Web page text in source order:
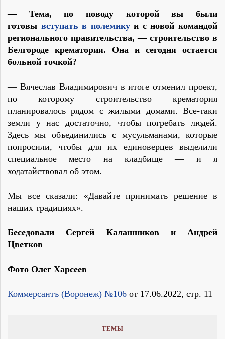
— Тема, по поводу которой вы были
готовы вступать в полемику и с новой командой
регионального правительства, — строительство в
Белгороде крематория. Она и сегодня остается
больной точкой?
— Вячеслав Владимирович в итоге отменил проект,
по которому строительство крематория
планировалось рядом с жилыми домами. Все-таки
земли у нас достаточно, чтобы погребать людей.
Здесь мы объединились с мусульманами, которые
попросили, чтобы для их единоверцев выделили
специальное место на кладбище — и я
ходатайствовал об этом.
Мы все сказали: «Давайте принимать решение в
наших традициях».
Беседовали Сергей Калашников и Андрей
Цветков
Фото Олег Харсеев
Коммерсантъ (Воронеж) №106 от 17.06.2022, стр. 11
ТЕМЫ